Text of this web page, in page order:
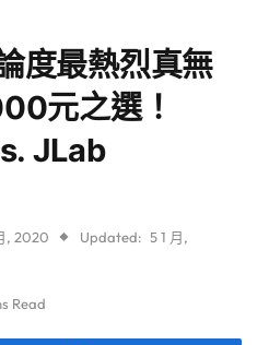
度最熱烈真無
元之選！
JLab
, 2020 Updated: 5 1 月,
Read